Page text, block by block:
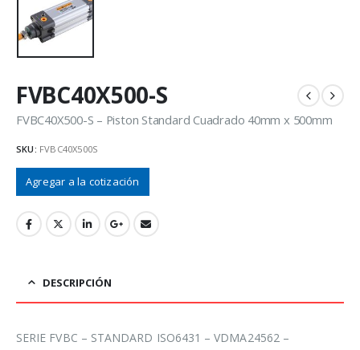
FVBC40X500-S
FVBC40X500-S – Piston Standard Cuadrado 40mm x 500mm
SKU: FVBC40X500S
Agregar a la cotización
DESCRIPCIÓN
SERIE FVBC – STANDARD ISO6431 – VDMA24562 –